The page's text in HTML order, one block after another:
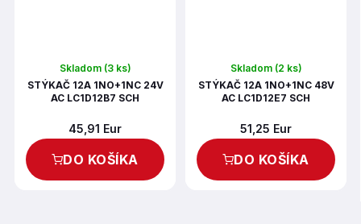
Skladom (3 ks)
STÝKAČ 12A 1NO+1NC 24V
AC LC1D12B7 SCH
45,91 Eur
DO KOŠÍKA
Skladom (2 ks)
STÝKAČ 12A 1NO+1NC 48V
AC LC1D12E7 SCH
51,25 Eur
DO KOŠÍKA